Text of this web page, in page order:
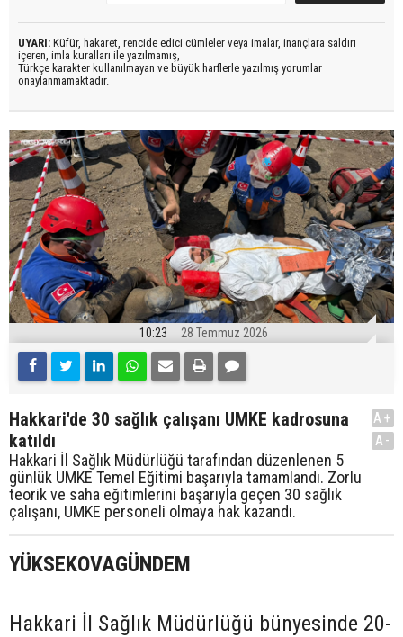
UYARI: Küfür, hakaret, rencide edici cümleler veya imalar, inançlara saldırı
içeren, imla kuralları ile yazılmamış,
Türkçe karakter kullanılmayan ve büyük harflerle yazılmış yorumlar
onaylanmamaktadır.
10:23 28 Temmuz 2026
Hakkari'de 30 sağlık çalışanı UMKE kadrosuna
katıldı
Hakkari İl Sağlık Müdürlüğü tarafından düzenlenen 5
günlük UMKE Temel Eğitimi başarıyla tamamlandı. Zorlu
teorik ve saha eğitimlerini başarıyla geçen 30 sağlık
çalışanı, UMKE personeli olmaya hak kazandı.
A+
A-
YÜKSEKOVAGÜNDEM
Hakkari İl Sağlık Müdürlüğü bünyesinde 20-